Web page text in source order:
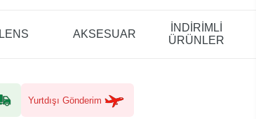
LENS AKSESUAR
İNDİRİMLİ
ÜRÜNLER
Yurtdışı Gönderim